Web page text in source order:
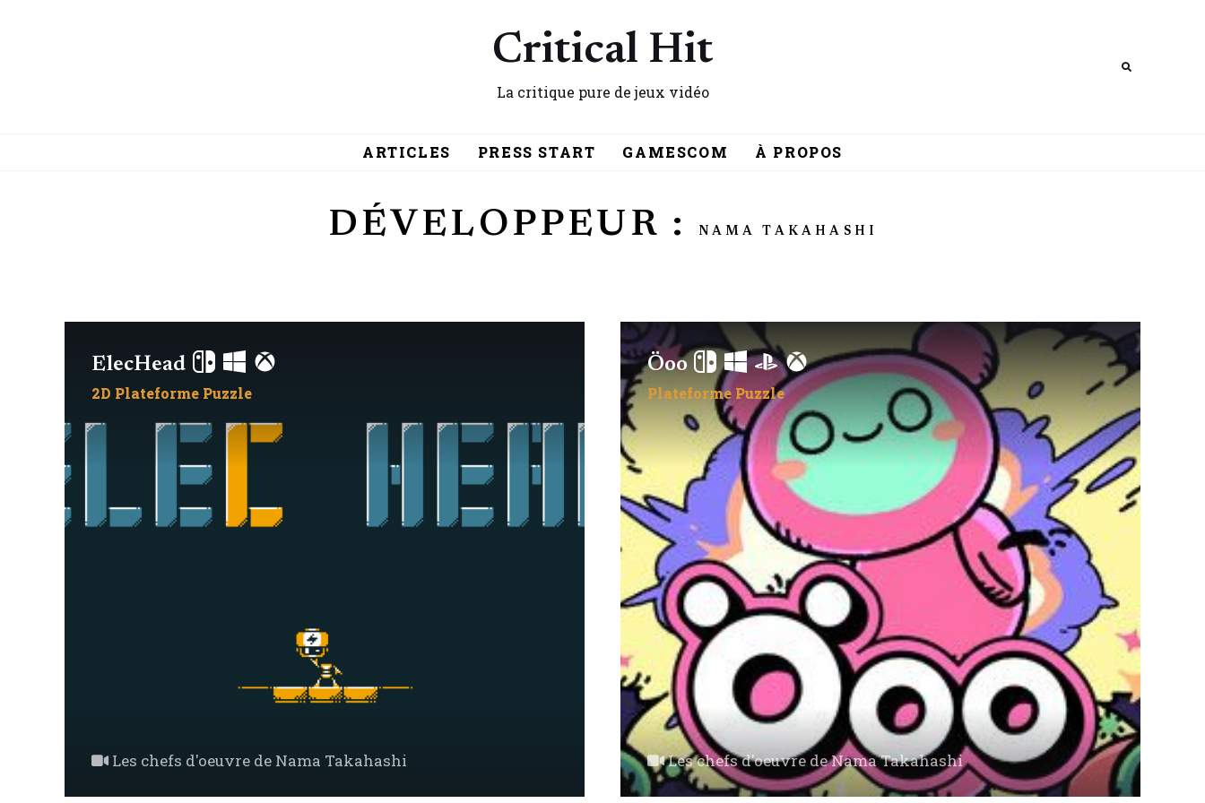
Critical Hit
La critique pure de jeux vidéo
ARTICLES PRESS START GAMESCOM À PROPOS
DÉVELOPPEUR : NAMA TAKAHASHI
ElecHead
2D Plateforme Puzzle
Les chefs d'oeuvre de Nama Takahashi
Öoo
Plateforme Puzzle
Les chefs d'oeuvre de Nama Takahashi